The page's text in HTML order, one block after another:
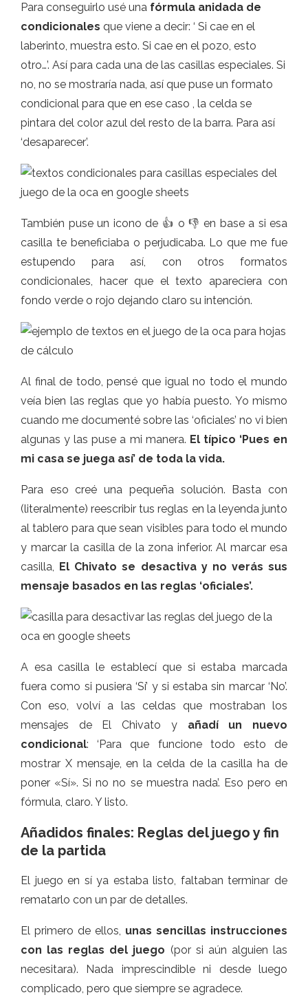
Para conseguirlo usé una fórmula anidada de
condicionales que viene a decir: ‘ Si cae en el
laberinto, muestra esto. Si cae en el pozo, esto
otro…’. Así para cada una de las casillas especiales. Si
no, no se mostraría nada, así que puse un formato
condicional para que en ese caso , la celda se
pintara del color azul del resto de la barra. Para así
‘desaparecer’.
También puse un icono de 👍 o 👎 en base a si esa
casilla te beneficiaba o perjudicaba. Lo que me fue
estupendo para así, con otros formatos
condicionales, hacer que el texto apareciera con
fondo verde o rojo dejando claro su intención.
Al final de todo, pensé que igual no todo el mundo
veía bien las reglas que yo había puesto. Yo mismo
cuando me documenté sobre las ‘oficiales’ no vi bien
algunas y las puse a mi manera. El típico ‘Pues en
mi casa se juega así’ de toda la vida.
Para eso creé una pequeña solución. Basta con
(literalmente) reescribir tus reglas en la leyenda junto
al tablero para que sean visibles para todo el mundo
y marcar la casilla de la zona inferior. Al marcar esa
casilla, El Chivato se desactiva y no verás sus
mensaje basados en las reglas ‘oficiales’.
A esa casilla le establecí que si estaba marcada
fuera como si pusiera ‘Sí’ y si estaba sin marcar ‘No’.
Con eso, volví a las celdas que mostraban los
mensajes de El Chivato y añadí un nuevo
condicional: ‘Para que funcione todo esto de
mostrar X mensaje, en la celda de la casilla ha de
poner «Sí». Si no no se muestra nada’. Eso pero en
fórmula, claro. Y listo.
Añadidos finales: Reglas del juego y fin
de la partida
El juego en sí ya estaba listo, faltaban terminar de
rematarlo con un par de detalles.
El primero de ellos, unas sencillas instrucciones
con las reglas del juego (por si aún alguien las
necesitara). Nada imprescindible ni desde luego
complicado, pero que siempre se agradece.